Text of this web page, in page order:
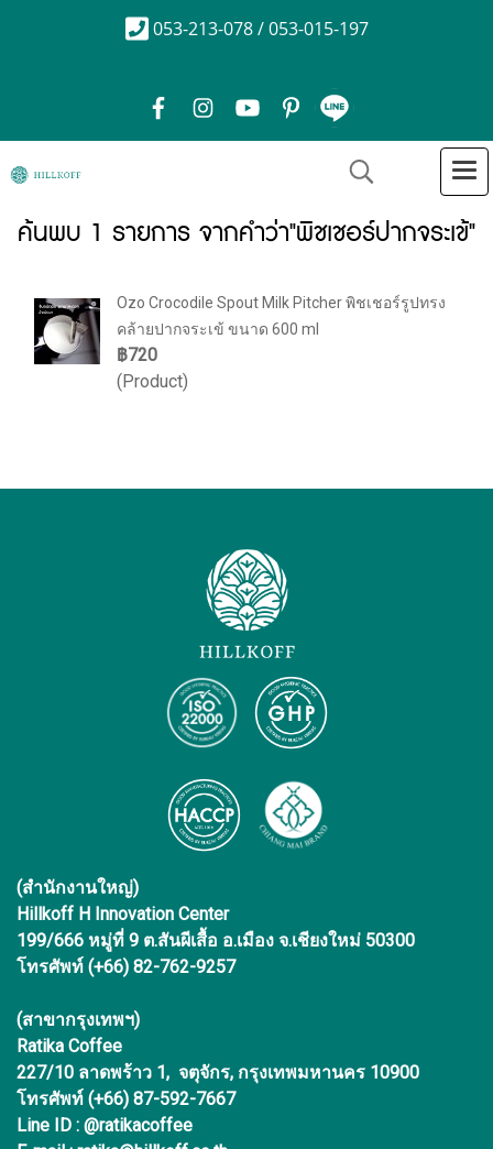
053-213-078 / 053-015-197
ค้นพบ 1 รายการ จากคำว่า"พิชเชอร์ปากจระเข้"
Ozo Crocodile Spout Milk Pitcher พิชเชอร์รูปทรง
คล้ายปากจระเข้ ขนาด 600 ml
฿720
(Product)
(สำนักงานใหญ่)
Hillkoff H Innovation Center
199/666 หมู่ที่ 9 ต.สันผีเสื้อ อ.เมือง จ.เชียงใหม่ 50300
โทรศัพท์ (+66) 82-762-9257
(สาขากรุงเทพฯ)
Ratika Coffee
227/10 ลาดพร้าว 1, จตุจักร, กรุงเทพมหานคร 10900
โทรศัพท์ (+66) 87-592-7667
Line ID : @ratikacoffee